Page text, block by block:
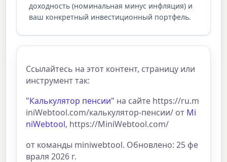
доходность (номинальная минус инфляция) и
ваш конкретный инвестиционный портфель.
Ссылайтесь на этот контент, страницу или
инструмент так:
"Калькулятор пенсии" на сайте https://ru.m
iniWebtool.com/калькулятор-пенсии/ от Mi
niWebtool, https://MiniWebtool.com/
от команды miniwebtool. Обновлено: 25 фе
враля 2026 г.